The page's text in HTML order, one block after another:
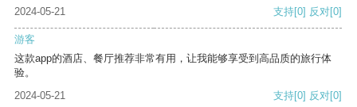
2024-05-21 支持[0] 反对[0]
游客
这款app的酒店、餐厅推荐非常有用，让我能够享受到高品质的旅行体
验。
2024-05-21
支持[0] 反对[0]